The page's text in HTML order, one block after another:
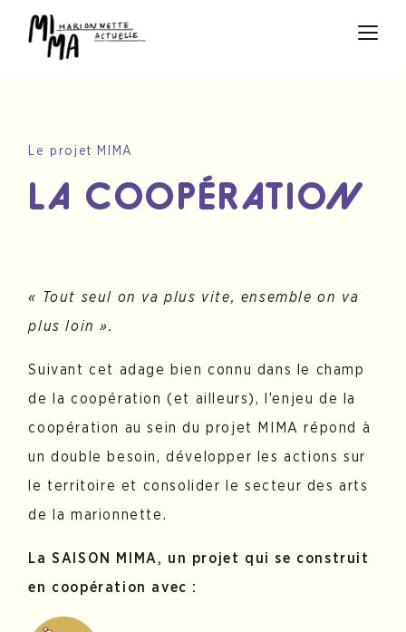
Le projet MIMA
LA COOPÉRATION
« Tout seul on va plus vite, ensemble on va
plus loin ».
Suivant cet adage bien connu dans le champ
de la coopération (et ailleurs), l’enjeu de la
coopération au sein du projet MIMA répond à
un double besoin, développer les actions sur
le territoire et consolider le secteur des arts
de la marionnette.
La SAISON MIMA, un projet qui se construit
en coopération avec :